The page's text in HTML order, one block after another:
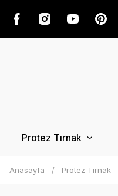
Protez Tırnak
Anasayfa Protez Tırnak